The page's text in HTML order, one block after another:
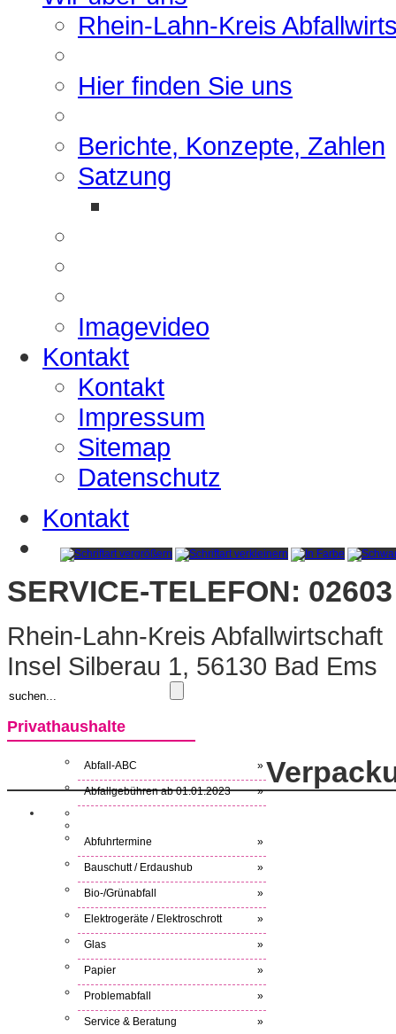
Rhein-Lahn-Kreis
Hier finden Sie uns
Berichte, Konzepte, Zahlen
Satzung
Imagevideo
Kontakt
Kontakt
Impressum
Sitemap
Datenschutz
Kontakt
SERVICE-TELEFON:
Rhein-Lahn-Kreis Abfallwirtschaft
Insel Silberau 1, 56130 Bad Ems
Privathaushalte
Abfall-ABC »
Abfallgebühren ab 01.01.2023 »
Abfuhrtermine »
Bauschutt / Erdaushub »
Bio-/Grünabfall »
Elektrogeräte / Elektroschrott »
Glas »
Papier »
Problemabfall »
Service & Beratung »